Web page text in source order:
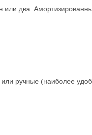
или два.
ручные (наиболее